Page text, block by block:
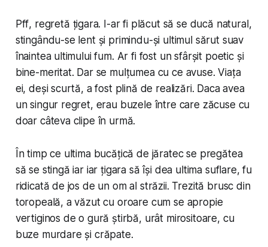
Pff, regretă țigara. I-ar fi plăcut să se ducă natural,
stingându-se lent și primindu-și ultimul sărut suav
înaintea ultimului fum. Ar fi fost un sfârșit poetic și
bine-meritat. Dar se mulțumea cu ce avuse. Viața
ei, deși scurtă, a fost plină de realizări. Daca avea
un singur regret, erau buzele între care zăcuse cu
doar câteva clipe în urmă.
În timp ce ultima bucățică de jăratec se pregătea
să se stingă iar iar țigara să își dea ultima suflare, fu
ridicată de jos de un om al străzii. Trezită brusc din
toropeală, a văzut cu oroare cum se apropie
vertiginos de o gură știrbă, urât mirositoare, cu
buze murdare și crăpate.